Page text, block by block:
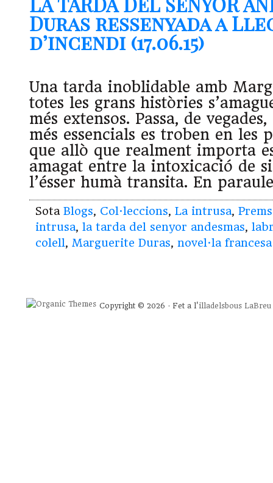
Duras ressenyada a
d’incendi (17.06.15)
Una tarda inoblidable amb
totes les grans històries
més extensos. Passa, de
més essencials es troben en les
que allò que realment importa
amagat entre la intoxicació de
l’ésser humà transita. En
Sota Blogs, Col·leccions, La intrusa,
intrusa, la tarda del senyor andesmas,
colell, Marguerite Duras, novel·la francesa
Copyright © 2026 · Fet a l'illadelsbous